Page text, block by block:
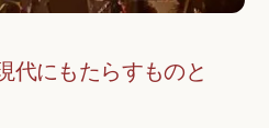
代にもたらすものと